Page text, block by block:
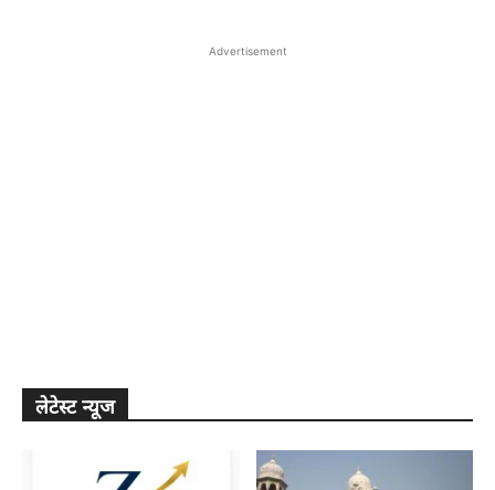
Advertisement
लेटेस्ट न्यूज